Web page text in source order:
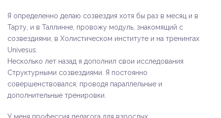
Я определенно делаю созвездия хотя бы раз в месяц и в
Тарту, и в Таллинне, провожу модуль, знакомящий с
созвездиями, в Холистическом институте и на тренингах
Univesus.
Несколько лет назад я дополнил свои исследования
Структурными созвездиями. Я постоянно
совершенствовался, проводя параллельные и
дополнительные тренировки.